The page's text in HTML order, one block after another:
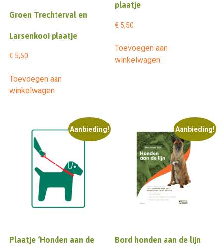
Groen Trechterval en
Larsenkooi plaatje
€ 5,50
Toevoegen aan
winkelwagen
plaatje
€ 5,50
Toevoegen aan
winkelwagen
Aanbieding!
Plaatje ‘Honden aan de
Aanbieding!
Bord honden aan de lijn